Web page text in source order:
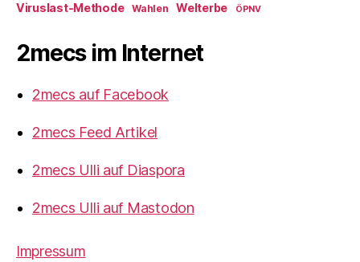
Viruslast-Methode Wahlen Welterbe ÖPNV
2mecs im Internet
2mecs auf Facebook
2mecs Feed Artikel
2mecs Ulli auf Diaspora
2mecs Ulli auf Mastodon
Impressum